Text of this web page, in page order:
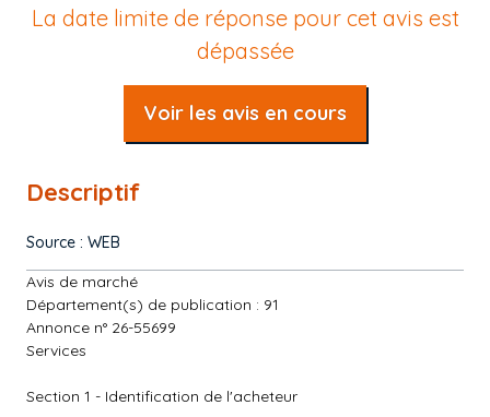
La date limite de réponse pour cet avis est
dépassée
Voir les avis en cours
Descriptif
Source : WEB
Avis de marché
Département(s) de publication : 91
Annonce n° 26-55699
Services
Section 1 - Identification de l'acheteur